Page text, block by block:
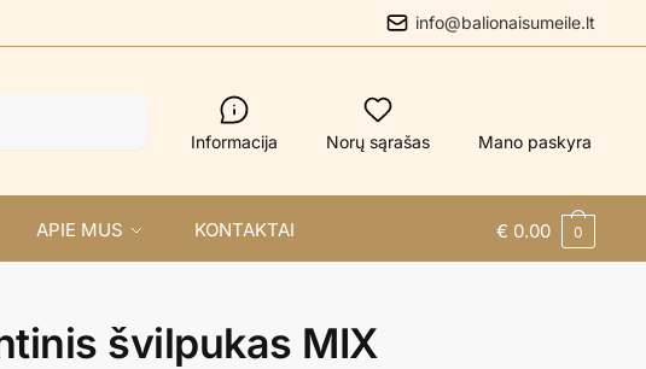
info@balionaisumeile.lt
Informacija Norų sąrašas Mano paskyra
APIE MUS KONTAKTAI € 0.00 0
švilpukas MIX